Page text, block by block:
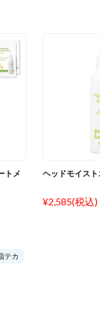
トメ
ヘッドモイス
¥2,585(税込)
テカ